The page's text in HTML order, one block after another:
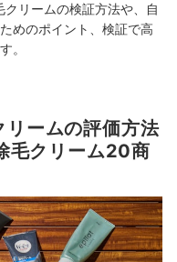
リームの検証方法や、自
めのポイント、検証で高
。
リームの評価方法
毛クリーム20商